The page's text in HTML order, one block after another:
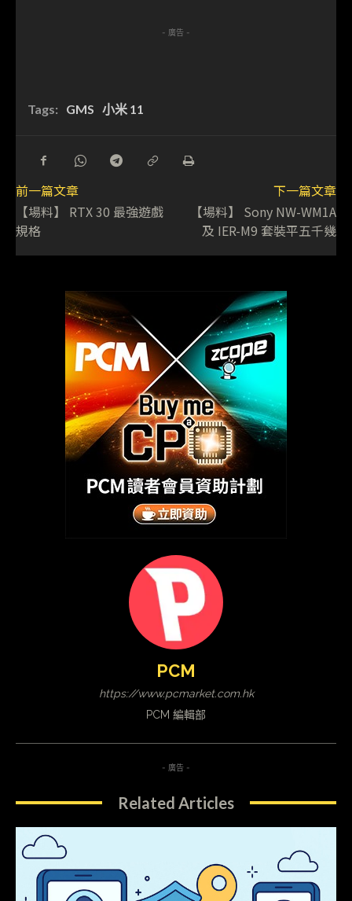
- 廣告 -
Tags: GMS 小米 11
前一篇文章
【場料】 RTX 30 最強遊戲
規格
下一篇文章
【場料】 Sony NW-WM1A
及 IER-M9 套裝平五千幾
PCM
https://www.pcmarket.com.hk
PCM 編輯部
- 廣告 -
Related Articles